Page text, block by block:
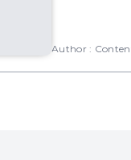
Author :